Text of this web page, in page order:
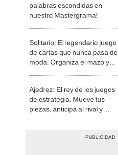
palabras escondidas en
nuestro Mastergrama!
Solitario: El legendario juego
de cartas que nunca pasa de
moda. Organiza el mazo y
Ajedrez: El rey de los juegos
de estrategia. Mueve tus
piezas, anticipa al rival y